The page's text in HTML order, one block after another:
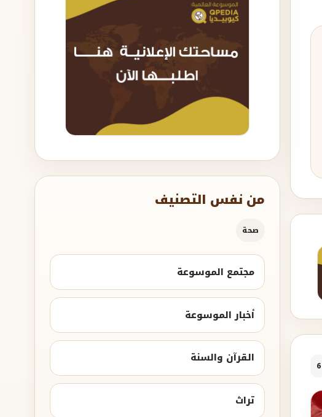
من نفس التصنيف
صحة
مجتمع الموسوعة
أخبار الموسوعة
القرآن والسنة
تراث
6